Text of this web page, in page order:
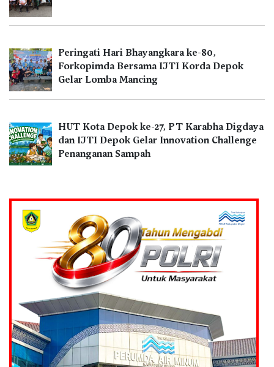
Peringati Hari Bhayangkara ke-80,
Forkopimda Bersama IJTI Korda Depok
Gelar Lomba Mancing
HUT Kota Depok ke-27, PT Karabha Digdaya
dan IJTI Depok Gelar Innovation Challenge
Penanganan Sampah